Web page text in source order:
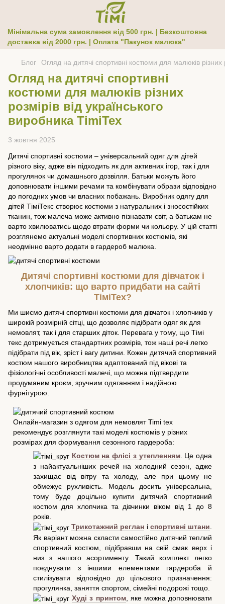
Мінімальна сума замовлення від 500 грн. | Безкоштовна
доставка від 2000 грн. | Оплата "Пакунок малюка"
Блог Огляд на дитячі спортивні костюми для малюків різних
Огляд на дитячі спортивні
костюми для малюків різних
розмірів від українського
виробника TimiTex
3 жовтня 2025
Дитячі спортивні костюми – універсальний одяг для дітей
різного віку, адже він підходить як для активних ігор, так і для
прогулянок чи домашнього дозвілля. Батьки можуть його
доповнювати іншими речами та комбінувати образи відповідно
до погодних умов чи власних побажань. Виробник одягу для
дітей ТіміТекс створює костюми з натуральних і зносостійких
тканин, тож малеча може активно пізнавати світ, а батькам не
варто хвилюватись щодо втрати форми чи кольору. У цій статті
розглянемо актуальні моделі спортивних костюмів, які
неодмінно варто додати в гардероб малюка.
Дитячі спортивні костюми для дівчаток і
хлопчиків: що варто придбати на сайті
ТіміТех?
Ми шиємо дитячі спортивні костюми для дівчаток і хлопчиків у
широкій розмірній сітці, що дозволяє підібрати одяг як для
немовлят, так і для старших діток. Перевага у тому, що Тімі
текс дотримується стандартних розмірів, тож наші речі легко
підібрати під вік, зріст і вагу дитини. Кожен дитячий спортивний
костюм нашого виробництва адаптований під вікові та
фізіологічні особливості малечі, що можна підтвердити
продуманим кроєм, зручним одяганням і надійною
фурнітурою.
Онлайн-магазин з одягом для немовлят Timi tex
рекомендує розглянути такі моделі костюмів у різних
розмірах для формування сезонного гардероба:
Костюм на флісі з утепленням. Це одна
з найактуальніших речей на холодний сезон, адже
захищає від вітру та холоду, але при цьому не
обмежує рухливість. Модель досить універсальна,
тому буде доцільно купити дитячий спортивний
костюм для хлопчика та дівчинки віком від 1 до 8
років.
Трикотажний реглан і спортивні штани.
Як варіант можна скласти самостійно дитячий теплий
спортивний костюм, підібравши на свій смак верх і
низ з нашого асортименту. Такий комплект легко
поєднувати з іншими елементами гардероба й
стилізувати відповідно до цільового призначення:
прогулянка, заняття спортом, сімейні подорожі тощо.
Худі з принтом, яке можна доповнювати